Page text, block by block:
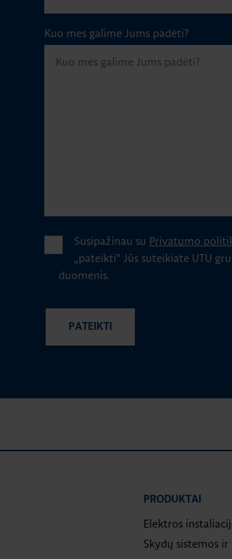
Kuo mes galime Jums padėti?
Susipažinau su Privatumo
„pateikti" Jūs suteikiate UTU
duomenis.
PRODUKTAI
Elektros
Skydų sistemos